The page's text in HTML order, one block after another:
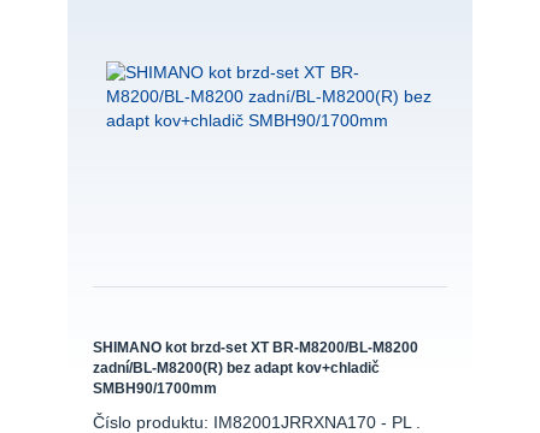
SHIMANO kot brzd-set XT BR-M8200/BL-M8200
zadní/BL-M8200(R) bez adapt kov+chladič
SMBH90/1700mm
Číslo produktu: IM82001JRRXNA170 - PL .